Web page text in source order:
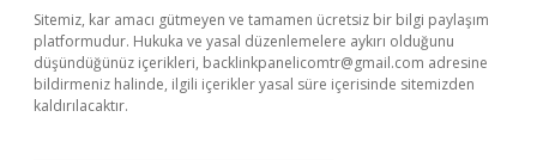
Sitemiz, kar amacı gütmeyen ve tamamen ücretsiz bir bilgi paylaşım
platformudur. Hukuka ve yasal düzenlemelere aykırı olduğunu
düşündüğünüz içerikleri, backlinkpanelicomtr@gmail.com adresine
bildirmeniz halinde, ilgili içerikler yasal süre içerisinde sitemizden
kaldırılacaktır.